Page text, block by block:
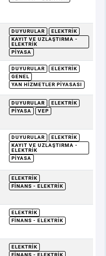
DUYURULAR
ELEKTRIK
KAYIT VE UZLAŞTIRMA -
ELEKTRIK
PIYASA
DUYURULAR
ELEKTRIK
GENEL
YAN HIZMETLER PIYASASI
DUYURULAR
ELEKTRIK
PIYASA
VEP
DUYURULAR
ELEKTRIK
KAYIT VE UZLAŞTIRMA -
ELEKTRIK
PIYASA
ELEKTRIK
FINANS - ELEKTRIK
ELEKTRIK
FINANS - ELEKTRIK
ELEKTRIK
FINANS - ELEKTRIK